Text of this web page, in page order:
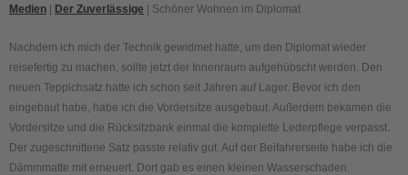
Medien Der Zuverlässige | Schöner Wohnen im Diplomat
Nachdem ich mich der Technik gewidmet hatte, um den Diplomat wieder
reisefertig zu machen, sollte jetzt der Innenraum aufgehübscht werden. Den
neuen Teppichsatz hatte ich schon seit Jahren auf Lager. Bevor ich den
eingebaut habe, habe ich die Vordersitze ausgebaut. Außerdem bekamen die
Vordersitze und die Rücksitzbank einmal die komplette Lederpflege verpasst.
Der zugeschnittene Satz passte relativ gut. Auf der Beifahrerseite habe ich die
Dämmmatte mit erneuert. Dort gab es einen kleinen Wasserschaden.